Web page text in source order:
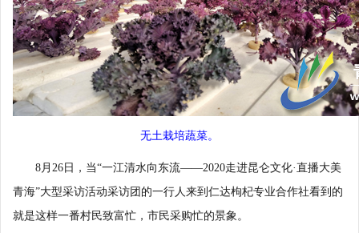
无土栽培蔬菜。
8月26日，当“一江清水向东流——2020走进昆仑文化·直播大美
青海”大型采访活动采访团的一行人来到仁达枸杞专业合作社看到的
就是这样一番村民致富忙，市民采购忙的景象。